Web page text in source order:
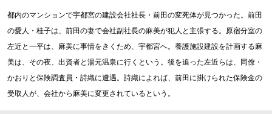
都内のマンションで宇都宮の建設会社社長・前田の変死体が見つかった。前田
の愛人・桂子は、前田の妻で会社副社長の麻美が犯人と主張する。原宿分室の
左近と一平は、麻美に事情をきくため、宇都宮へ。養護施設建設を計画する麻
美は、その夜、出資者と湯元温泉に行くという。後を追った左近らは、同僚・
かおりと保険調査員・詩織に遭遇。詩織によれば、前田に掛けられた保険金の
受取人が、会社から麻美に変更されているという。